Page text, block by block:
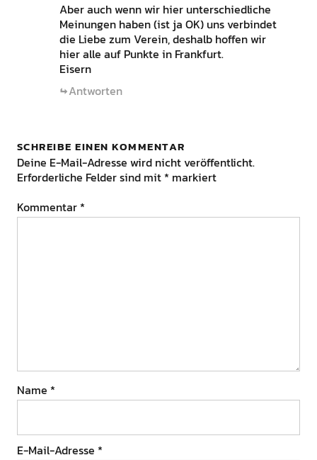
Aber auch wenn wir hier unterschiedliche
Meinungen haben (ist ja OK) uns verbindet
die Liebe zum Verein, deshalb hoffen wir
hier alle auf Punkte in Frankfurt.
Eisern
Antworten
SCHREIBE EINEN KOMMENTAR
Deine E-Mail-Adresse wird nicht veröffentlicht.
Erforderliche Felder sind mit * markiert
Kommentar *
Name *
E-Mail-Adresse *